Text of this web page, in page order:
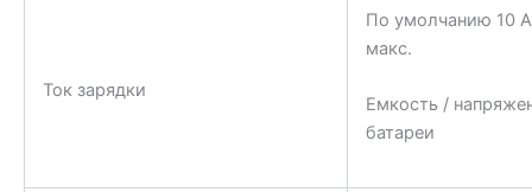
Ток зарядки
По умолчанию 10
макс.
Емкость /
батареи